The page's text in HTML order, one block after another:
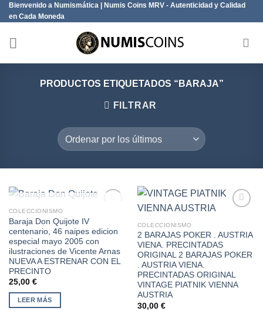
Saltar
al
contenido
Bienvenido a Numismática | Numis Coins MRV - Autenticidad y Calidad
en Cada Moneda
PRODUCTOS ETIQUETADOS “BARAJA”
FILTRAR
Añadir
lista de
deseos
SIN EXISTENCIAS
COLECCIONISMO
Baraja Don Quijote IV
centenario, 46 naipes edicion
especial mayo 2005 con
ilustraciones de Vicente Arnas
NUEVA A ESTRENAR CON EL
PRECINTO
25,00 €
LEER MÁS
Añadir
lista de
COLECCIONISMO
2 BARAJAS POKER . AUSTRIA
VIENA. PRECINTADAS
ORIGINAL 2 BARAJAS POKER
. AUSTRIA VIENA.
PRECINTADAS ORIGINAL
VINTAGE PIATNIK VIENNA
AUSTRIA
30,00 €